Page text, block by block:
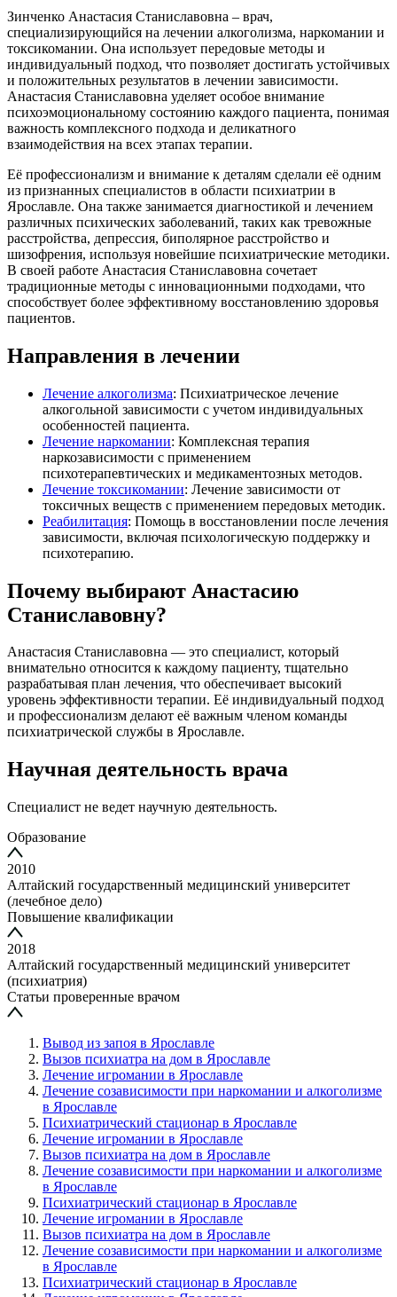
Зинченко Анастасия Станиславовна – врач,
специализирующийся на лечении алкоголизма, наркомании и
токсикомании. Она использует передовые методы и
индивидуальный подход, что позволяет достигать устойчивых
и положительных результатов в лечении зависимости.
Анастасия Станиславовна уделяет особое внимание
психоэмоциональному состоянию каждого пациента, понимая
важность комплексного подхода и деликатного
взаимодействия на всех этапах терапии.
Её профессионализм и внимание к деталям сделали её одним
из признанных специалистов в области психиатрии в
Ярославле. Она также занимается диагностикой и лечением
различных психических заболеваний, таких как тревожные
расстройства, депрессия, биполярное расстройство и
шизофрения, используя новейшие психиатрические методики.
В своей работе Анастасия Станиславовна сочетает
традиционные методы с инновационными подходами, что
способствует более эффективному восстановлению здоровья
пациентов.
Направления в лечении
Лечение алкоголизма: Психиатрическое лечение
алкогольной зависимости с учетом индивидуальных
особенностей пациента.
Лечение наркомании: Комплексная терапия
наркозависимости с применением
психотерапевтических и медикаментозных методов.
Лечение токсикомании: Лечение зависимости от
токсичных веществ с применением передовых методик.
Реабилитация: Помощь в восстановлении после лечения
зависимости, включая психологическую поддержку и
психотерапию.
Почему выбирают Анастасию
Станиславовну?
Анастасия Станиславовна — это специалист, который
внимательно относится к каждому пациенту, тщательно
разрабатывая план лечения, что обеспечивает высокий
уровень эффективности терапии. Её индивидуальный подход
и профессионализм делают её важным членом команды
психиатрической службы в Ярославле.
Научная деятельность врача
Специалист не ведет научную деятельность.
Образование
2010
Алтайский государственный медицинский университет
(лечебное дело)
Повышение квалификации
2018
Алтайский государственный медицинский университет
(психиатрия)
Статьи проверенные врачом
Вывод из запоя в Ярославле
Вызов психиатра на дом в Ярославле
Лечение игромании в Ярославле
Лечение созависимости при наркомании и алкоголизме
в Ярославле
Психиатрический стационар в Ярославле
Лечение игромании в Ярославле
Вызов психиатра на дом в Ярославле
Лечение созависимости при наркомании и алкоголизме
в Ярославле
Психиатрический стационар в Ярославле
Лечение игромании в Ярославле
Вызов психиатра на дом в Ярославле
Лечение созависимости при наркомании и алкоголизме
в Ярославле
Психиатрический стационар в Ярославле